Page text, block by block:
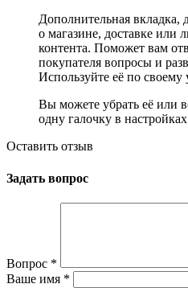
Дополнительная
о магазине, доставке или
контента. Поможет вам
покупателя вопросы и
Используйте её по
Вы можете убрать её или
одну галочку в
Оставить отзыв
Задать вопрос
Вопрос *
Ваше имя *